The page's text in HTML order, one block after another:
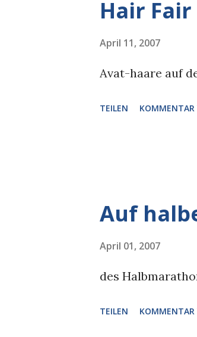
Hair Fair
April 11, 2007
Avat-haare auf
TEILEN KOMMENTAR
Auf
April 01, 2007
des
TEILEN KOMMENTAR